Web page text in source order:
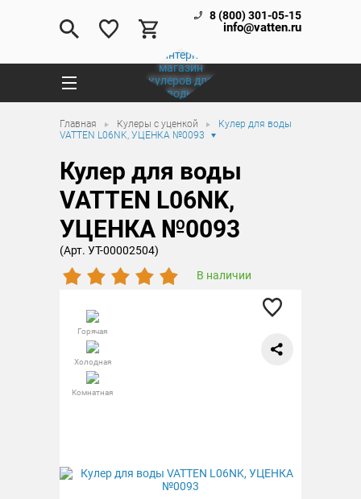
8 (800) 301-05-15
info@vatten.ru
Главная Кулеры с уценкой
Кулер для воды
VATTEN L06NK, УЦЕНКА №0093
Кулер для воды
VATTEN L06NK,
УЦЕНКА №0093
(Арт. УТ-00002504)
В наличии
Горячая
Холодная
Комнатная